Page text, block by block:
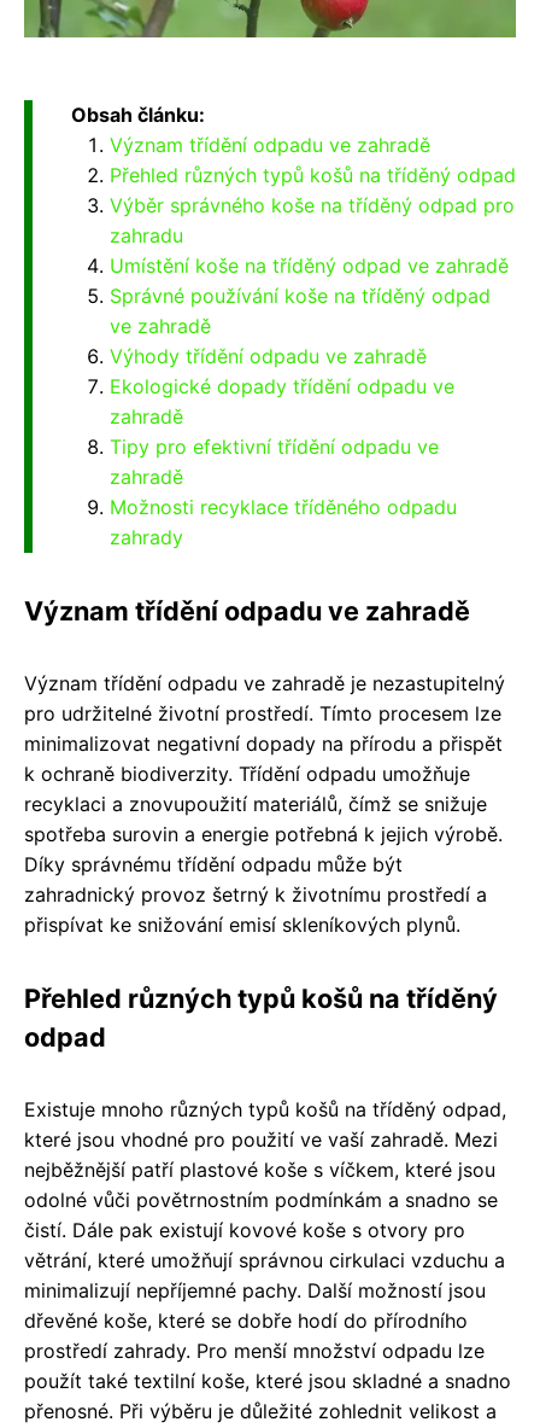
Obsah článku:
Význam třídění odpadu ve zahradě
Přehled různých typů košů na tříděný odpad
Výběr správného koše na tříděný odpad pro
zahradu
Umístění koše na tříděný odpad ve zahradě
Správné používání koše na tříděný odpad
ve zahradě
Výhody třídění odpadu ve zahradě
Ekologické dopady třídění odpadu ve
zahradě
Tipy pro efektivní třídění odpadu ve
zahradě
Možnosti recyklace tříděného odpadu
zahrady
Význam třídění odpadu ve zahradě
Význam třídění odpadu ve zahradě je nezastupitelný
pro udržitelné životní prostředí. Tímto procesem lze
minimalizovat negativní dopady na přírodu a přispět
k ochraně biodiverzity. Třídění odpadu umožňuje
recyklaci a znovupoužití materiálů, čímž se snižuje
spotřeba surovin a energie potřebná k jejich výrobě.
Díky správnému třídění odpadu může být
zahradnický provoz šetrný k životnímu prostředí a
přispívat ke snižování emisí skleníkových plynů.
Přehled různých typů košů na tříděný
odpad
Existuje mnoho různých typů košů na tříděný odpad,
které jsou vhodné pro použití ve vaší zahradě. Mezi
nejběžnější patří plastové koše s víčkem, které jsou
odolné vůči povětrnostním podmínkám a snadno se
čistí. Dále pak existují kovové koše s otvory pro
větrání, které umožňují správnou cirkulaci vzduchu a
minimalizují nepříjemné pachy. Další možností jsou
dřevěné koše, které se dobře hodí do přírodního
prostředí zahrady. Pro menší množství odpadu lze
použít také textilní koše, které jsou skladné a snadno
přenosné. Při výběru je důležité zohlednit velikost a